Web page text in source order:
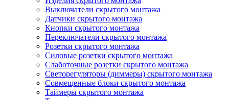
Выключатели скрытого монтажа
Датчики скрытого монтажа
Кнопки скрытого монтажа
Переключатели скрытого монтажа
Розетки скрытого монтажа
Силовые розетки скрытого монтажа
Слаботочные розетки скрытого монтажа
Светорегуляторы (диммеры) скрытого монтажа
Совмещенные блоки скрытого монтажа
Таймеры скрытого монтажа